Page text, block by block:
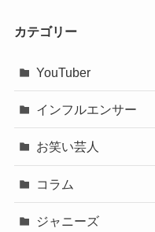
カテゴリー
YouTuber
インフルエンサー
お笑い芸人
コラム
ジャニーズ